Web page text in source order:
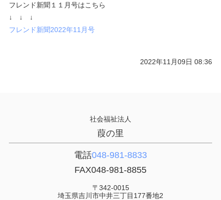
フレンド新聞１１月号はこちら
↓ ↓ ↓
フレンド新聞2022年11月号
2022年11月09日 08:36
社会福祉法人
葭の里
電話048-981-8833
FAX048-981-8855
〒342-0015
埼玉県吉川市中井三丁目177番地2